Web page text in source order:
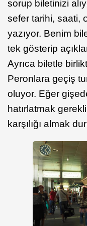
sorup biletinizi
sefer tarihi, saati,
yazıyor. Benim
tek gösterip
Ayrıca biletle
Peronlara geçiş
oluyor. Eğer
hatırlatmak
karşılığı almak